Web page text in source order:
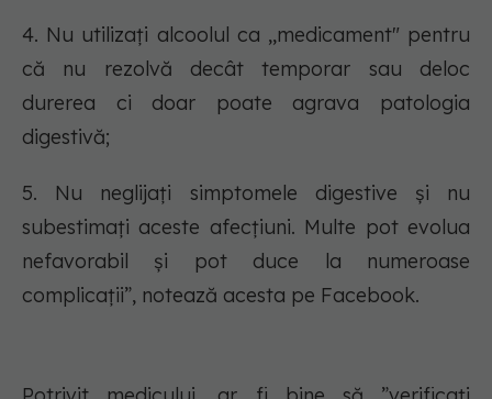
4. Nu utilizaţi alcoolul ca ,,medicament" pentru
că nu rezolvă decât temporar sau deloc
durerea ci doar poate agrava patologia
digestivă;
5. Nu neglijați simptomele digestive și nu
subestimați aceste afecţiuni. Multe pot evolua
nefavorabil şi pot duce la numeroase
complicaţii”, notează acesta pe Facebook.